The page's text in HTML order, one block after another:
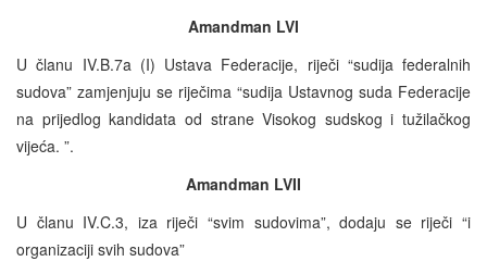
Amandman LVI
U članu IV.B.7a (I) Ustava Federacije, riječi “sudija federalnih
sudova” zamjenjuju se riječima “sudija Ustavnog suda Federacije
na prijedlog kandidata od strane Visokog sudskog i tužilačkog
vijeća. ”.
Amandman LVII
U članu IV.C.3, iza riječi “svim sudovima”, dodaju se riječi “i
organizaciji svih sudova”